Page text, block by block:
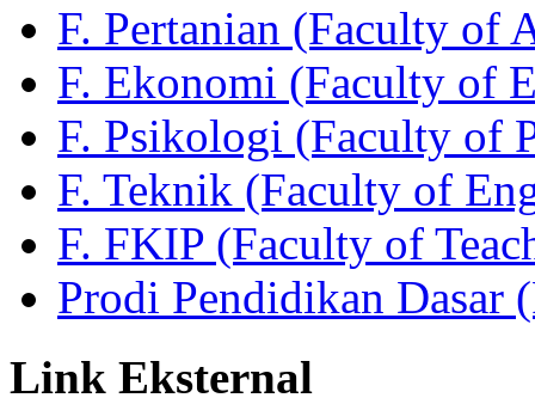
F. Pertanian (Faculty of
F. Ekonomi (Faculty of
F. Psikologi (Faculty of
F. Teknik (Faculty of
F. FKIP (Faculty of
Prodi Pendidikan Dasar
Link Eksternal